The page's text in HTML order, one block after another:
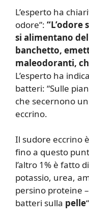
L’esperto ha
odore”:
si alimentano
banchetto,
maleodoranti,
L’esperto ha
batteri: “Sulle
che secernono
eccrino.
Il sudore eccrino
fino a questo
l’altro 1% è fatto
potassio, urea,
persino proteine
batteri sulla pelle